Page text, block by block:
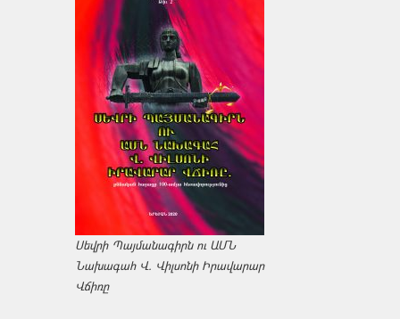
Սեվրի Պայմանագիրն ու ԱՄՆ
Նախագահ Վ. Վիլսոնի Իրավարար
Վճիռը